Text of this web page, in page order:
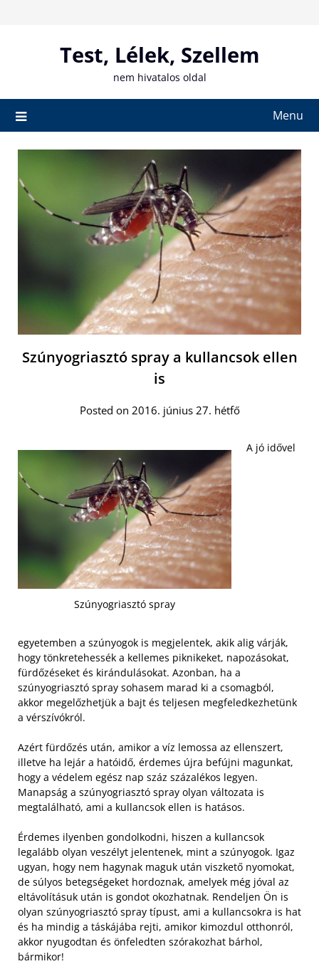
Test, Lélek, Szellem
nem hivatalos oldal
Menu
Szúnyogriasztó spray a kullancsok ellen
is
Posted on 2016. június 27. hétfő
Szúnyogriasztó spray
A jó idővel
egyetemben a szúnyogok is megjelentek, akik alig várják,
hogy tönkretehessék a kellemes piknikeket, napozásokat,
fürdőzéseket és kirándulásokat. Azonban, ha a
szúnyogriasztó spray sohasem marad ki a csomagból,
akkor megelőzhetjük a bajt és teljesen megfeledkezhetünk
a vérszívókról.
Azért fürdőzés után, amikor a víz lemossa az ellenszert,
illetve ha lejár a hatóidő, érdemes újra befújni magunkat,
hogy a védelem egész nap száz százalékos legyen.
Manapság a szúnyogriasztó spray olyan változata is
megtalálható, ami a kullancsok ellen is hatásos.
Érdemes ilyenben gondolkodni, hiszen a kullancsok
legalább olyan veszélyt jelentenek, mint a szúnyogok. Igaz
ugyan, hogy nem hagynak maguk után viszkető nyomokat,
de súlyos betegségeket hordoznak, amelyek még jóval az
eltávolításuk után is gondot okozhatnak. Rendeljen Ön is
olyan szúnyogriasztó spray típust, ami a kullancsokra is hat
és ha mindig a táskájába rejti, amikor kimozdul otthonról,
akkor nyugodtan és önfeledten szórakozhat bárhol,
bármikor!